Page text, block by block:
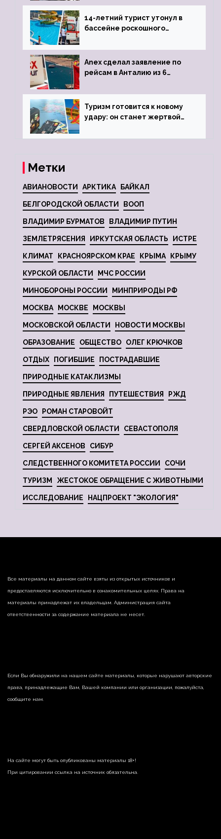
задержке рейса
14-летний турист утонул в
бассейне роскошного
Anex сделал заявление по
рейсам в Анталию из 6
Туризм готовится к новому
удару: он станет жертвой
Метки
АВИАНОВОСТИ АРКТИКА БАЙКАЛ
БЕЛГОРОДСКОЙ ОБЛАСТИ ВООП
ВЛАДИМИР БУРМАТОВ ВЛАДИМИР ПУТИН
ЗЕМЛЕТРЯСЕНИЯ ИРКУТСКАЯ ОБЛАСТЬ ИСТРЕ
КЛИМАТ КРАСНОЯРСКОМ КРАЕ КРЫМА КРЫМУ
КУРСКОЙ ОБЛАСТИ МЧС РОССИИ
МИНОБОРОНЫ РОССИИ МИНПРИРОДЫ РФ
МОСКВА МОСКВЕ МОСКВЫ
МОСКОВСКОЙ ОБЛАСТИ НОВОСТИ МОСКВЫ
ОБРАЗОВАНИЕ ОБЩЕСТВО ОЛЕГ КРЮЧКОВ
ОТДЫХ ПОГИБШИЕ ПОСТРАДАВШИЕ
ПРИРОДНЫЕ КАТАКЛИЗМЫ
ПРИРОДНЫЕ ЯВЛЕНИЯ ПУТЕШЕСТВИЯ РЖД
РЭО РОМАН СТАРОВОЙТ
СВЕРДЛОВСКОЙ ОБЛАСТИ СЕВАСТОПОЛЯ
СЕРГЕЙ АКСЕНОВ СИБУР
СЛЕДСТВЕННОГО КОМИТЕТА РОССИИ СОЧИ
ТУРИЗМ ЖЕСТОКОЕ ОБРАЩЕНИЕ С ЖИВОТНЫМИ
ИССЛЕДОВАНИЕ НАЦПРОЕКТ "ЭКОЛОГИЯ"
Все материалы на данном сайте взяты из открытых источников и
предоставляются исключительно в ознакомительных целях. Права на
материалы принадлежат их владельцам. Администрация сайта
ответственности за содержание материала не несет.
Если Вы обнаружили на нашем сайте материалы, которые нарушают авторские
права, принадлежащие Вам, Вашей компании или организации, пожалуйста,
сообщите нам.
На сайте могут быть опубликованы материалы 18+!
При цитировании ссылка на источник обязательна.